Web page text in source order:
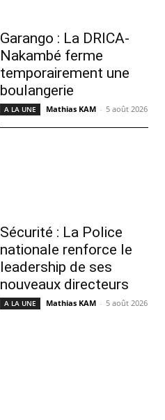
Garango : La DRICA-
Nakambé ferme
temporairement une
boulangerie
A LA UNE Mathias KAM - 5 août 2026
Sécurité : La Police
nationale renforce le
leadership de ses
nouveaux directeurs
A LA UNE Mathias KAM - 5 août 2026